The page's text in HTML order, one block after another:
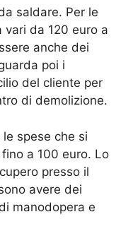
saldare. Per le
vari da 120 euro a
anche dei
poi i
del cliente per
di demolizione.
spese che si
a 100 euro. Lo
presso il
avere dei
manodopera e